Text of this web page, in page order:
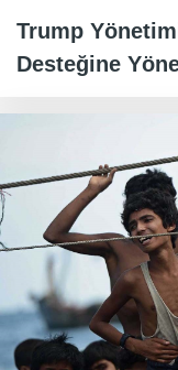
Trump
Desteğine